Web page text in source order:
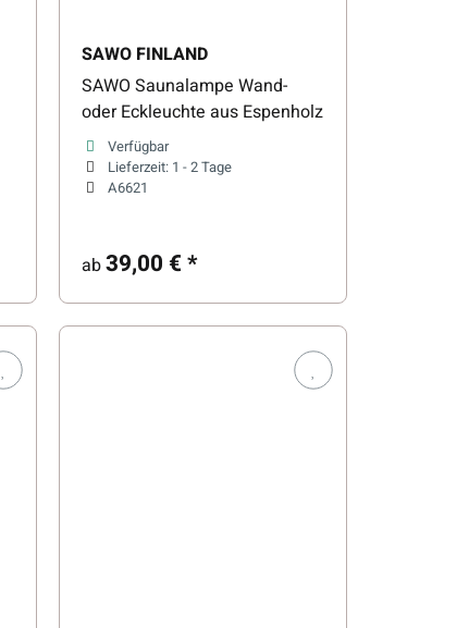
SAWO FINLAND
SAWO Saunalampe Wand-
oder Eckleuchte aus Espenholz
Verfügbar
Lieferzeit: 1 - 2 Tage
A6621
ab39,00 €*